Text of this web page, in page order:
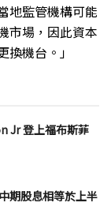
地監管機構可能
市場，因此資本
機台。」
Jr 登上福布斯菲
期股息相等於上半